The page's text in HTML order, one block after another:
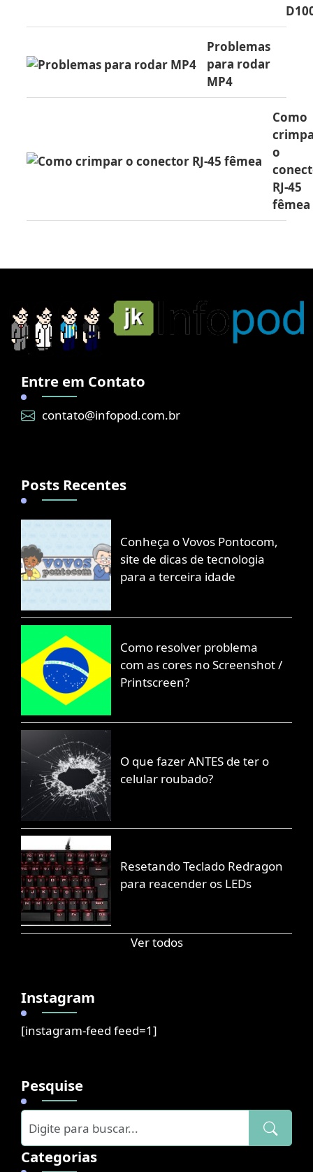
Problemas
para rodar
MP4
Como
o
RJ-45
fêmea
Entre em Contato
contato@infopod.com.br
Posts Recentes
Conheça o Vovos Pontocom,
site de dicas de tecnologia
para a terceira idade
Como resolver problema
com as cores no Screenshot /
Printscreen?
O que fazer ANTES de ter o
celular roubado?
Resetando Teclado Redragon
para reacender os LEDs
Ver todos
Instagram
[instagram-feed feed=1]
Pesquise
Categorias